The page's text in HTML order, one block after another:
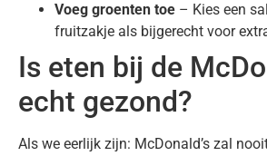
Voeg groenten toe – Kies een
fruitzakje als bijgerecht voor
Is eten bij de
echt gezond?
Als we eerlijk zijn: McDonald’s zal